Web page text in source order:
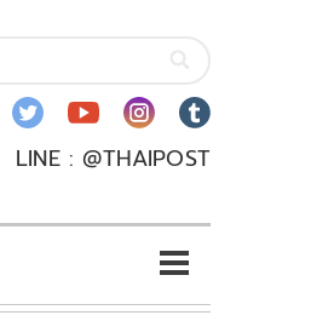
LINE : @THAIPOST